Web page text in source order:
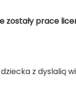
zostały prace
z dyslalią